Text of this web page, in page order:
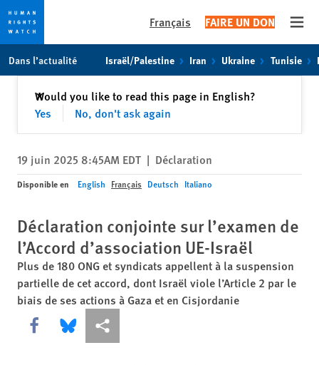
toto
content
Français FAIRE UN DON
Dans l’actualité Israël/Palestine Iran Ukraine Tunisie
Would you like to read this page in English?
Yes
No, don't ask again
✕Fermer
19 juin 2025 8:45AM EDT | Déclaration
Disponible en English Français Deutsch Italiano
Déclaration conjointe sur l’examen de
l’Accord d’association UE-Israël
Plus de 180 ONG et syndicats appellent à la suspension
partielle de cet accord, dont Israël viole l’Article 2 par le
biais de ses actions à Gaza et en Cisjordanie
Share this via Facebook
Share this via Bluesky
Share this via Partagez